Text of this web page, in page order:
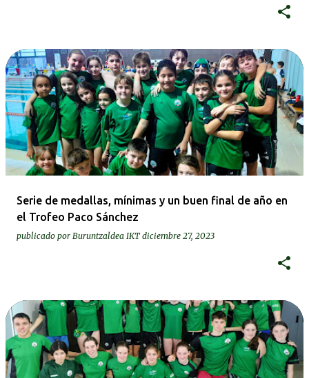
Serie de medallas, mínimas y un buen final de año en
el Trofeo Paco Sánchez
publicado por Buruntzaldea IKT diciembre 27, 2023